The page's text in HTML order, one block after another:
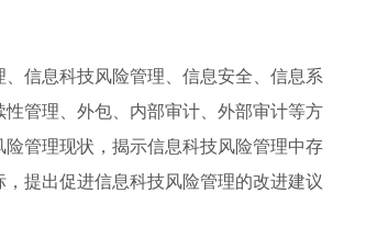
信息科技风险管理、信息安全、信息系
管理、外包、内部审计、外部审计等方
管理现状，揭示信息科技风险管理中存
提出促进信息科技风险管理的改进建议